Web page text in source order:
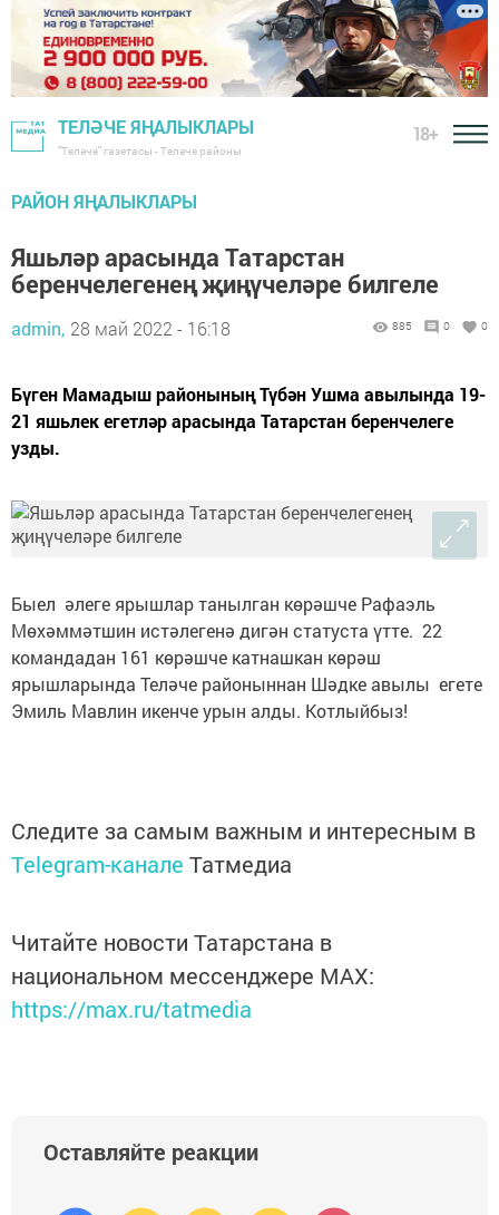
ТЕЛӘЧЕ ЯҢАЛЫКЛАРЫ
"Теләче" газетасы - Теләче районы
18+
РАЙОН ЯҢАЛЫКЛАРЫ
Яшьләр арасында Татарстан
беренчелегенең җиңүчеләре билгеле
admin, 28 май 2022 - 16:18 885 0 0
Бүген Мамадыш районының Түбән Ушма авылында 19-
21 яшьлек егетләр арасында Татарстан беренчелеге
узды.
Быел әлеге ярышлар танылган көрәшче Рафаэль
Мөхәммәтшин истәлегенә дигән статуста үтте. 22
командадан 161 көрәшче катнашкан көрәш
ярышларында Теләче районыннан Шәдке авылы егете
Эмиль Мавлин икенче урын алды. Котлыйбыз!
Следите за самым важным и интересным в
Telegram-канале Татмедиа
Читайте новости Татарстана в
национальном мессенджере MАХ:
https://max.ru/tatmedia
Оставляйте реакции